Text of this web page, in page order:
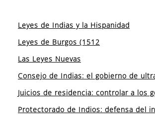
Leyes de Indias y la Hispanidad
Leyes de Burgos (1512
Las Leyes Nuevas
Consejo de Indias: el gobierno de
Juicios de residencia: controlar a los
Protectorado de Indios: defensa del